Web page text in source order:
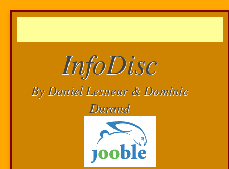
InfoDisc
By Daniel Lesueur & Dominic
Durand